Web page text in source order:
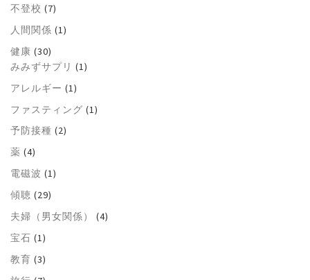
不登校 (7)
人間関係 (1)
健康 (30)
みみずサプリ (1)
アレルギー (1)
ファスティング (1)
予防接種 (2)
薬 (4)
電磁波 (1)
傾聴 (29)
夫婦（男女関係）
(4)
宝石 (1)
教育 (3)